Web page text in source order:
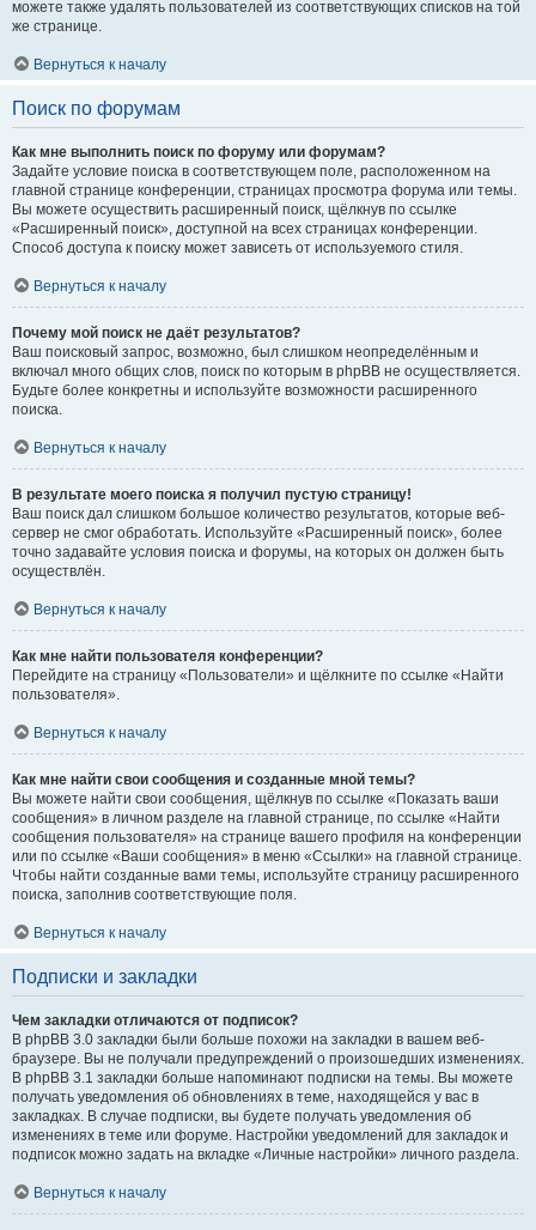
можете также удалять пользователей из соответствующих списков на той
же странице.
Вернуться к началу
Поиск по форумам
Как мне выполнить поиск по форуму или форумам?
Задайте условие поиска в соответствующем поле, расположенном на
главной странице конференции, страницах просмотра форума или темы.
Вы можете осуществить расширенный поиск, щёлкнув по ссылке
«Расширенный поиск», доступной на всех страницах конференции.
Способ доступа к поиску может зависеть от используемого стиля.
Вернуться к началу
Почему мой поиск не даёт результатов?
Ваш поисковый запрос, возможно, был слишком неопределённым и
включал много общих слов, поиск по которым в phpBB не осуществляется.
Будьте более конкретны и используйте возможности расширенного
поиска.
Вернуться к началу
В результате моего поиска я получил пустую страницу!
Ваш поиск дал слишком большое количество результатов, которые веб-
сервер не смог обработать. Используйте «Расширенный поиск», более
точно задавайте условия поиска и форумы, на которых он должен быть
осуществлён.
Вернуться к началу
Как мне найти пользователя конференции?
Перейдите на страницу «Пользователи» и щёлкните по ссылке «Найти
пользователя».
Вернуться к началу
Как мне найти свои сообщения и созданные мной темы?
Вы можете найти свои сообщения, щёлкнув по ссылке «Показать ваши
сообщения» в личном разделе на главной странице, по ссылке «Найти
сообщения пользователя» на странице вашего профиля на конференции
или по ссылке «Ваши сообщения» в меню «Ссылки» на главной странице.
Чтобы найти созданные вами темы, используйте страницу расширенного
поиска, заполнив соответствующие поля.
Вернуться к началу
Подписки и закладки
Чем закладки отличаются от подписок?
В phpBB 3.0 закладки были больше похожи на закладки в вашем веб-
браузере. Вы не получали предупреждений о произошедших изменениях.
В phpBB 3.1 закладки больше напоминают подписки на темы. Вы можете
получать уведомления об обновлениях в теме, находящейся у вас в
закладках. В случае подписки, вы будете получать уведомления об
изменениях в теме или форуме. Настройки уведомлений для закладок и
подписок можно задать на вкладке «Личные настройки» личного раздела.
Вернуться к началу